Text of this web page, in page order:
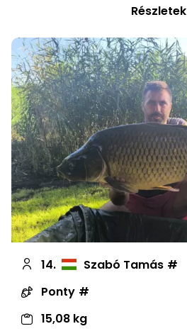
Részletek
14.
Szabó Tamás
Ponty
15,08 kg